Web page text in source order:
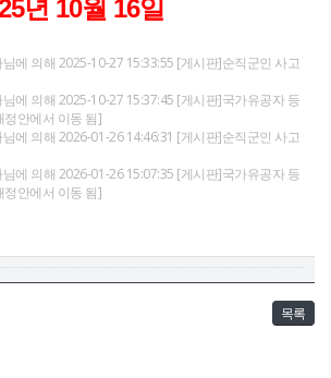
년 10월 16일
에 의해 2025-10-27 15:33:55 [게시판]순직군인 사고
에 의해 2025-10-27 15:37:45 [게시판]국가유공자 등
정안에서 이동 됨]
에 의해 2026-01-26 14:46:31 [게시판]순직군인 사고
에 의해 2026-01-26 15:07:35 [게시판]국가유공자 등
정안에서 이동 됨]
목록